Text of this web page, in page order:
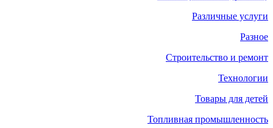
Различные услуги
Разное
Строительство и ремонт
Технологии
Товары для детей
Топливная промышленность